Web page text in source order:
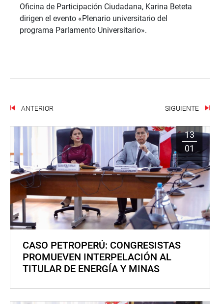
Oficina de Participación Ciudadana, Karina Beteta
dirigen el evento «Plenario universitario del
programa Parlamento Universitario».
ANTERIOR SIGUIENTE
13
01
CASO PETROPERÚ: CONGRESISTAS
PROMUEVEN INTERPELACIÓN AL
TITULAR DE ENERGÍA Y MINAS